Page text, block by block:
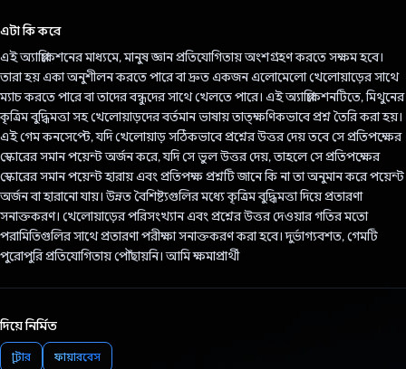
এটা কি করে
এই অ্যাপ্লিকেশনের মাধ্যমে, মানুষ জ্ঞান প্রতিযোগিতায় অংশগ্রহণ করতে সক্ষম হবে।
তারা হয় একা অনুশীলন করতে পারে বা দ্রুত একজন এলোমেলো খেলোয়াড়ের সাথে
ম্যাচ করতে পারে বা তাদের বন্ধুদের সাথে খেলতে পারে। এই অ্যাপ্লিকেশনটিতে, মিথুনের
কৃত্রিম বুদ্ধিমত্তা সহ খেলোয়াড়দের বর্তমান ভাষায় তাত্ক্ষণিকভাবে প্রশ্ন তৈরি করা হয়।
এই গেম কনসেপ্টে, যদি খেলোয়াড় সঠিকভাবে প্রশ্নের উত্তর দেয় তবে সে প্রতিপক্ষের
স্কোরের সমান পয়েন্ট অর্জন করে, যদি সে ভুল উত্তর দেয়, তাহলে সে প্রতিপক্ষের
স্কোরের সমান পয়েন্ট হারায় এবং প্রতিপক্ষ প্রশ্নটি জানে কি না তা অনুমান করে পয়েন্ট
অর্জন বা হারানো যায়। উন্নত বৈশিষ্ট্যগুলির মধ্যে কৃত্রিম বুদ্ধিমত্তা দিয়ে প্রতারণা
সনাক্তকরণ। খেলোয়াড়ের পরিসংখ্যান এবং প্রশ্নের উত্তর দেওয়ার গতির মতো
পরামিতিগুলির সাথে প্রতারণা পরীক্ষা সনাক্তকরণ করা হবে। দুর্ভাগ্যবশত, গেমটি
পুরোপুরি প্রতিযোগিতায় পৌঁছায়নি। আমি ক্ষমাপ্রার্থী
দিয়ে নির্মিত
ফ্লাটার ফায়ারবেস